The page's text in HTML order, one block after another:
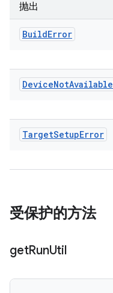
抛出
BuildError
DeviceNotAvailable
TargetSetupError
受保护的方法
getRunUtil